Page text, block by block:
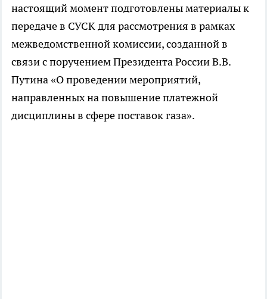
настоящий момент подготовлены материалы к
передаче в СУСК для рассмотрения в рамках
межведомственной комиссии, созданной в
связи с поручением Президента России В.В.
Путина «О проведении мероприятий,
направленных на повышение платежной
дисциплины в сфере поставок газа».